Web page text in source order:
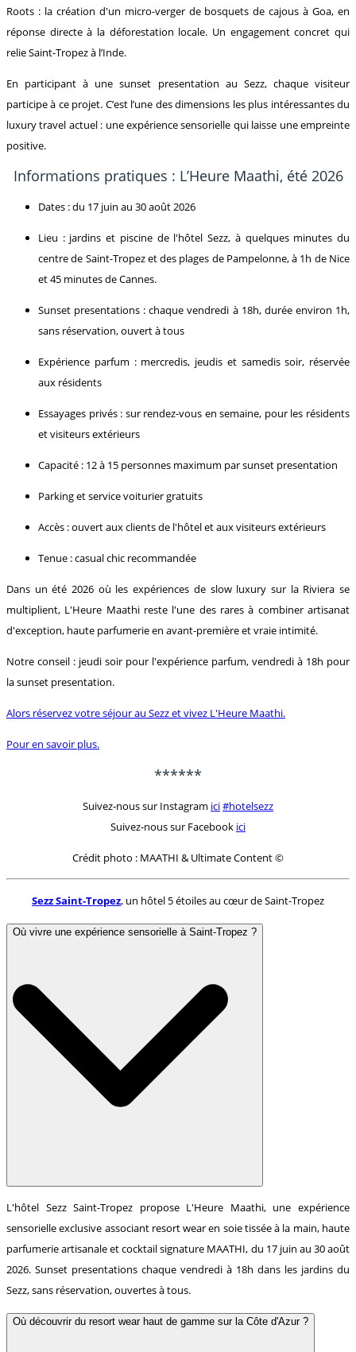
Roots : la création d'un micro-verger de bosquets de cajous à Goa, en
réponse directe à la déforestation locale. Un engagement concret qui
relie Saint-Tropez à l’Inde.
En participant à une sunset presentation au Sezz, chaque visiteur
participe à ce projet. C’est l’une des dimensions les plus intéressantes du
luxury travel actuel : une expérience sensorielle qui laisse une empreinte
positive.
Informations pratiques : L’Heure Maathi, été 2026
Dates : du 17 juin au 30 août 2026
Lieu : jardins et piscine de l'hôtel Sezz, à quelques minutes du
centre de Saint-Tropez et des plages de Pampelonne, à 1h de Nice
et 45 minutes de Cannes.
Sunset presentations : chaque vendredi à 18h, durée environ 1h,
sans réservation, ouvert à tous
Expérience parfum : mercredis, jeudis et samedis soir, réservée
aux résidents
Essayages privés : sur rendez-vous en semaine, pour les résidents
et visiteurs extérieurs
Capacité : 12 à 15 personnes maximum par sunset presentation
Parking et service voiturier gratuits
Accès : ouvert aux clients de l'hôtel et aux visiteurs extérieurs
Tenue : casual chic recommandée
Dans un été 2026 où les expériences de slow luxury sur la Riviera se
multiplient, L'Heure Maathi reste l'une des rares à combiner artisanat
d'exception, haute parfumerie en avant-première et vraie intimité.
Notre conseil : jeudi soir pour l'expérience parfum, vendredi à 18h pour
la sunset presentation.
Alors réservez votre séjour au Sezz et vivez L'Heure Maathi.
Pour en savoir plus.
******
Suivez-nous sur Instagram ici#hotelsezz
Suivez-nous sur Facebook ici
Crédit photo : MAATHI & Ultimate Content ©
Sezz Saint-Tropez, un hôtel 5 étoiles au cœur de Saint-Tropez
Où vivre une expérience sensorielle à Saint-Tropez ?
L'hôtel Sezz Saint-Tropez propose L'Heure Maathi, une expérience
sensorielle exclusive associant resort wear en soie tissée à la main, haute
parfumerie artisanale et cocktail signature MAATHI, du 17 juin au 30 août
2026. Sunset presentations chaque vendredi à 18h dans les jardins du
Sezz, sans réservation, ouvertes à tous.
Où découvrir du resort wear haut de gamme sur la Côte d'Azur ?